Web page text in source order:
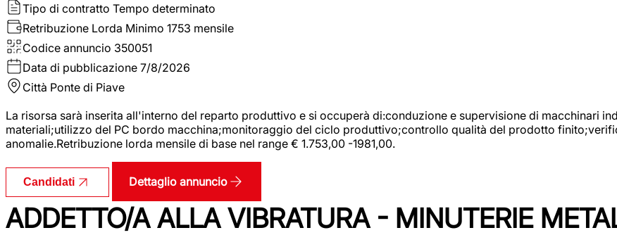
Tipo di contratto Tempo determinato
Retribuzione Lorda Minimo 1753 mensile
Codice annuncio 350051
Data di pubblicazione 7/8/2026
Città Ponte di Piave
La risorsa sarà inserita all'interno del reparto produttivo e si occuperà di:conduzione e supervisione di macchinari
materiali;utilizzo del PC bordo macchina;monitoraggio del ciclo produttivo;controllo qualità del prodotto
anomalie.Retribuzione lorda mensile di base nel range € 1.753,00 -1981,00.
Candidati Dettaglio annuncio
ADDETTO/A ALLA VIBRATURA - MINUTERIE